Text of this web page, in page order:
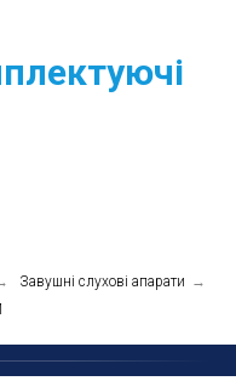
Завушні слухові апарати →